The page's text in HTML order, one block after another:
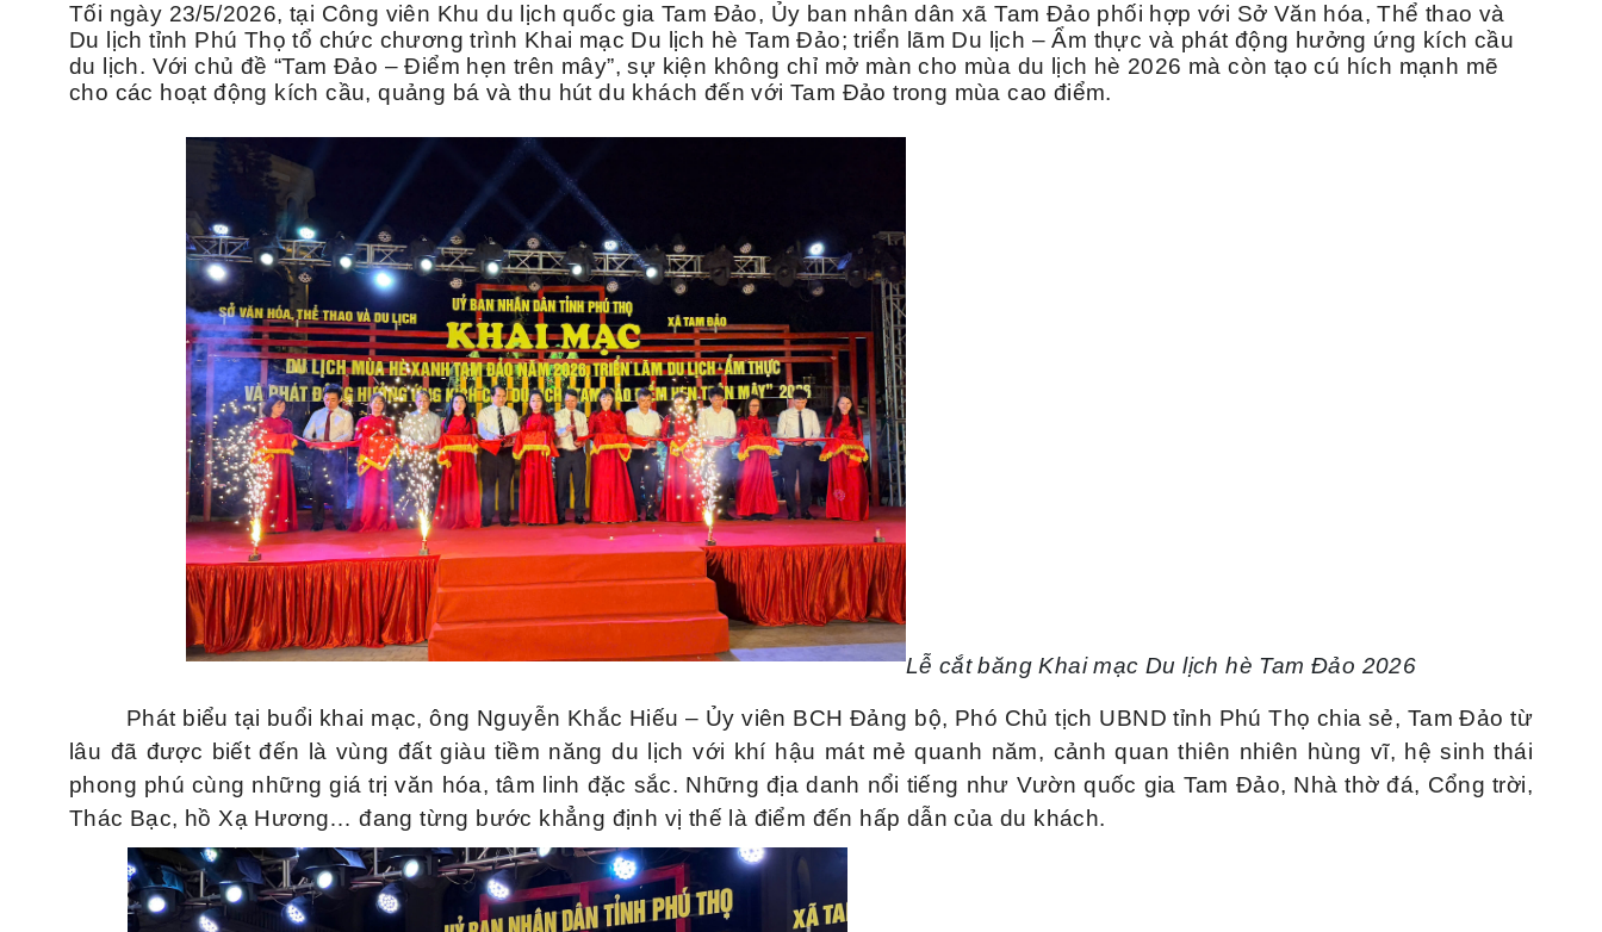
Tối ngày 23/5/2026, tại Công viên Khu du lịch quốc gia Tam Đảo, Ủy ban nhân dân xã Tam Đảo phối hợp với Sở Văn hóa, Thể thao và
Du lịch tỉnh Phú Thọ tổ chức chương trình Khai mạc Du lịch hè Tam Đảo; triển lãm Du lịch – Ẩm thực và phát động hưởng ứng kích cầu
du lịch. Với chủ đề “Tam Đảo – Điểm hẹn trên mây”, sự kiện không chỉ mở màn cho mùa du lịch hè 2026 mà còn tạo cú hích mạnh mẽ
cho các hoạt động kích cầu, quảng bá và thu hút du khách đến với Tam Đảo trong mùa cao điểm.
Lễ cắt băng Khai mạc Du lịch hè Tam Đảo 2026
Phát biểu tại buổi khai mạc, ông Nguyễn Khắc Hiếu – Ủy viên BCH Đảng bộ, Phó Chủ tịch UBND tỉnh Phú Thọ chia sẻ, Tam Đảo từ
lâu đã được biết đến là vùng đất giàu tiềm năng du lịch với khí hậu mát mẻ quanh năm, cảnh quan thiên nhiên hùng vĩ, hệ sinh thái
phong phú cùng những giá trị văn hóa, tâm linh đặc sắc. Những địa danh nổi tiếng như Vườn quốc gia Tam Đảo, Nhà thờ đá, Cổng trời,
Thác Bạc, hồ Xạ Hương… đang từng bước khẳng định vị thế là điểm đến hấp dẫn của du khách.